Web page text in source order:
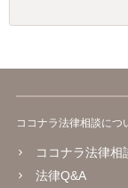
ココナラ法律相談につ
ココナラ法律相
法律Q&A